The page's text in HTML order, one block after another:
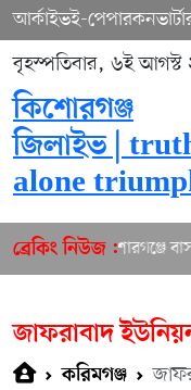
আর্কাইভই-পেপার
বৃহস্পতিবার, ৬ই
কিশোরগঞ্জ
জিলাইভ |
alone
ব্রেকিং নিউজ :কিশোরগঞ্জে
জাফরাবাদ
করিমগঞ্জ